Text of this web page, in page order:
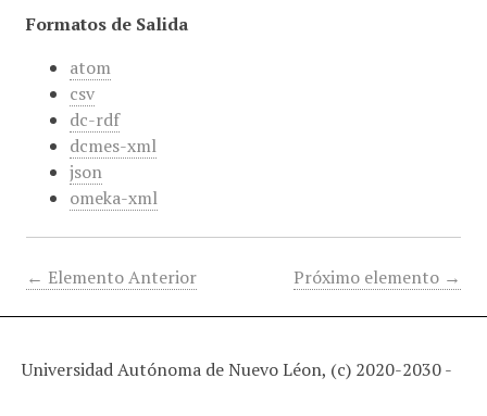
Formatos de Salida
atom
csv
dc-rdf
dcmes-xml
json
omeka-xml
← Elemento Anterior Próximo elemento →
Universidad Autónoma de Nuevo Léon, (c) 2020-2030 -